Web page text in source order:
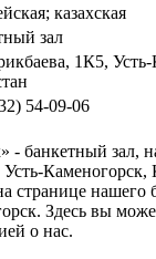
казахская
зал
1К5,
54-09-06
- банкетный зал,
странице нашего
Здесь вы
о нас.